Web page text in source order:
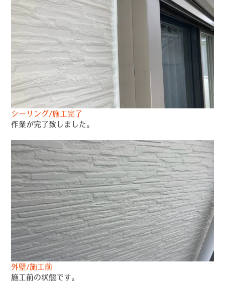
シーリング/施工完了
作業が完了致しました。
外壁/施工前
施工前の状態です。